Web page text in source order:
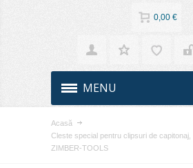
0,00 €
MENU
Acasă
Cleste special pentru clipsuri de
ZIMBER-TOOLS